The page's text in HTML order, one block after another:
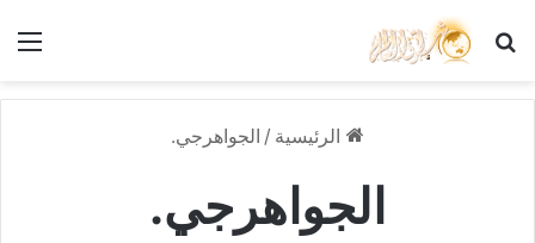
بحث عن
الرئيسية / الجواهرجي.
الجواهرجي.